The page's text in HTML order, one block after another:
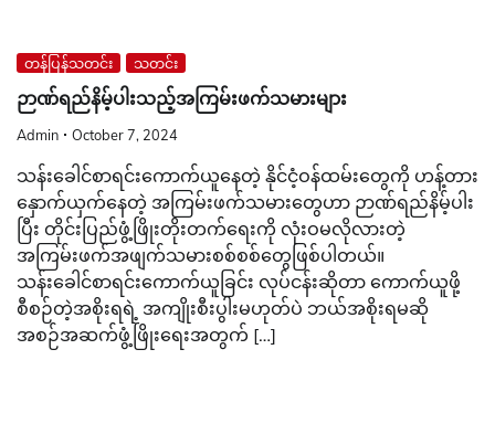
တန်ပြန်သတင်း သတင်း
ဉာဏ်ရည်နိမ့်ပါးသည့်အကြမ်းဖက်သမားများ
Admin October 7, 2024
သန်းခေါင်စာရင်းကောက်ယူနေတဲ့ နိုင်ငံ့ဝန်ထမ်းတွေကို ဟန့်တား
နှောက်ယှက်နေတဲ့ အကြမ်းဖက်သမားတွေဟာ ဉာဏ်ရည်နိမ့်ပါး
ပြီး တိုင်းပြည်ဖွံ့ဖြိုးတိုးတက်ရေးကို လုံးဝမလိုလားတဲ့
အကြမ်းဖက်အဖျက်သမားစစ်စစ်တွေဖြစ်ပါတယ်။
သန်းခေါင်စာရင်းကောက်ယူခြင်း လုပ်ငန်းဆိုတာ ကောက်ယူဖို့
စီစဉ်တဲ့အစိုးရရဲ့ အကျိုးစီးပွါးမဟုတ်ပဲ ဘယ်အစိုးရမဆို
အစဉ်အဆက်ဖွံ့ဖြိုးရေးအတွက် […]